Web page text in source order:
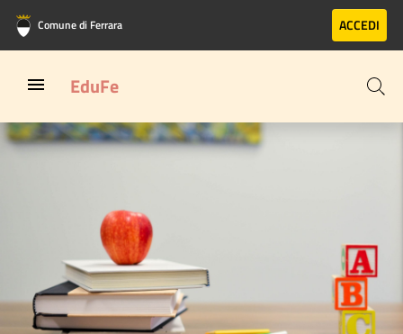
Vai al contenuto principale
Vai al footer
Comune di Ferrara ACCEDI
EduFe